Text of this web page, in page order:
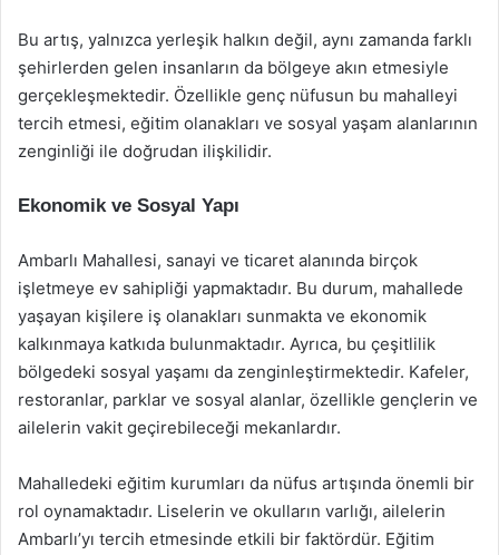
Bu artış, yalnızca yerleşik halkın değil, aynı zamanda farklı
şehirlerden gelen insanların da bölgeye akın etmesiyle
gerçekleşmektedir. Özellikle genç nüfusun bu mahalleyi
tercih etmesi, eğitim olanakları ve sosyal yaşam alanlarının
zenginliği ile doğrudan ilişkilidir.
Ekonomik ve Sosyal Yapı
Ambarlı Mahallesi, sanayi ve ticaret alanında birçok
işletmeye ev sahipliği yapmaktadır. Bu durum, mahallede
yaşayan kişilere iş olanakları sunmakta ve ekonomik
kalkınmaya katkıda bulunmaktadır. Ayrıca, bu çeşitlilik
bölgedeki sosyal yaşamı da zenginleştirmektedir. Kafeler,
restoranlar, parklar ve sosyal alanlar, özellikle gençlerin ve
ailelerin vakit geçirebileceği mekanlardır.
Mahalledeki eğitim kurumları da nüfus artışında önemli bir
rol oynamaktadır. Liselerin ve okulların varlığı, ailelerin
Ambarlı’yı tercih etmesinde etkili bir faktördür. Eğitim